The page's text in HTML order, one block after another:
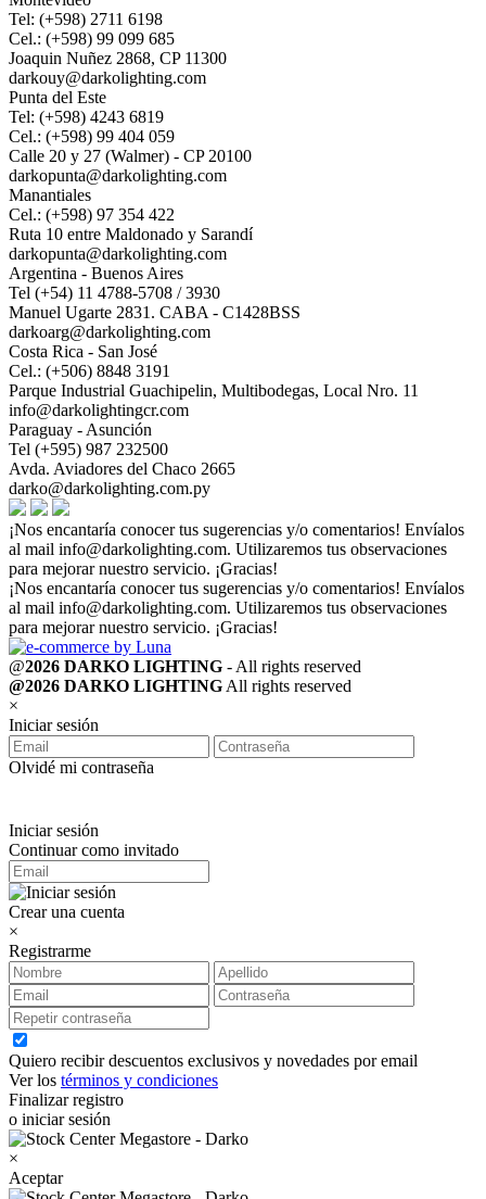
Tel: (+598) 2711 6198
Cel.: (+598) 99 099 685
Joaquin Nuñez 2868, CP 11300
darkouy@darkolighting.com
Punta del Este
Tel: (+598) 4243 6819
Cel.: (+598) 99 404 059
Calle 20 y 27 (Walmer) - CP 20100
darkopunta@darkolighting.com
Manantiales
Cel.: (+598) 97 354 422
Ruta 10 entre Maldonado y Sarandí
darkopunta@darkolighting.com
Argentina - Buenos Aires
Tel (+54) 11 4788-5708 / 3930
Manuel Ugarte 2831. CABA - C1428BSS
darkoarg@darkolighting.com
Costa Rica - San José
Cel.: (+506) 8848 3191
Parque Industrial Guachipelin, Multibodegas, Local Nro. 11
info@darkolightingcr.com
Paraguay - Asunción
Tel (+595) 987 232500
Avda. Aviadores del Chaco 2665
darko@darkolighting.com.py
¡Nos encantaría conocer tus sugerencias y/o comentarios! Envíalos
al mail info@darkolighting.com. Utilizaremos tus observaciones
para mejorar nuestro servicio. ¡Gracias!
¡Nos encantaría conocer tus sugerencias y/o comentarios! Envíalos
al mail info@darkolighting.com. Utilizaremos tus observaciones
para mejorar nuestro servicio. ¡Gracias!
@2026 DARKO LIGHTING - All rights reserved
@2026 DARKO LIGHTING All rights reserved
×
Iniciar sesión
Olvidé mi contraseña
Iniciar sesión
Continuar como invitado
Crear una cuenta
×
Registrarme
Quiero recibir descuentos exclusivos y novedades por email
Ver los términos y condiciones
Finalizar registro
o iniciar sesión
×
Aceptar